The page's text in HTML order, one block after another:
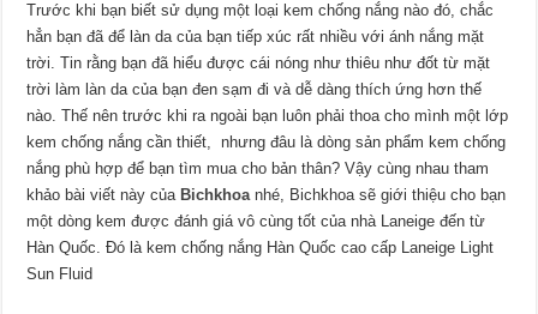
Trước khi bạn biết sử dụng một loại kem chống nắng nào đó, chắc
hẳn bạn đã để làn da của bạn tiếp xúc rất nhiều với ánh nắng mặt
trời. Tin rằng bạn đã hiểu được cái nóng như thiêu như đốt từ mặt
trời làm làn da của bạn đen sạm đi và dễ dàng thích ứng hơn thế
nào. Thế nên trước khi ra ngoài bạn luôn phải thoa cho mình một lớp
kem chống nắng cần thiết, nhưng đâu là dòng sản phẩm kem chống
nắng phù hợp để bạn tìm mua cho bản thân? Vậy cùng nhau tham
khảo bài viết này của Bichkhoanhé, Bichkhoa sẽ giới thiệu cho bạn
một dòng kem được đánh giá vô cùng tốt của nhà Laneige đến từ
Hàn Quốc. Đó là kem chống nắng Hàn Quốc cao cấp Laneige Light
Sun Fluid